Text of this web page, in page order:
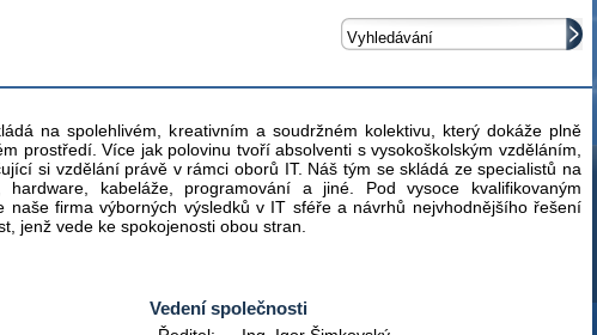
na spolehlivém, kreativním a soudržném kolektivu, který dokáže plně
prostředí. Více jak polovinu tvoří absolventi s vysokoškolským vzděláním,
si vzdělání právě v rámci oborů IT. Náš tým se skládá ze specialistů na
hardware, kabeláže, programování a jiné. Pod vysoce kvalifikovaným
naše firma výborných výsledků v IT sféře a návrhů nejvhodnějšího řešení
jenž vede ke spokojenosti obou stran.
Vedení společnosti